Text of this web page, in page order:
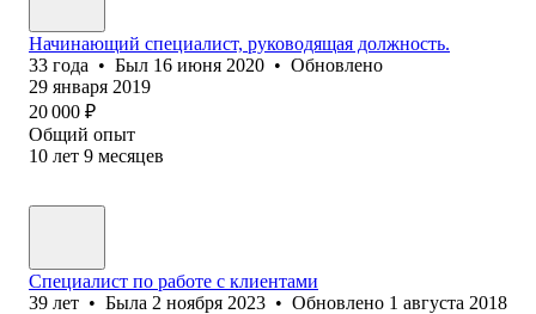
Начинающий специалист, руководящая должность.
33 года • Был 16 июня 2020 • Обновлено
29 января 2019
20 000 ₽
Общий опыт
10 лет 9 месяцев
Специалист по работе с клиентами
39 лет • Была 2 ноября 2023 • Обновлено 1 августа 2018